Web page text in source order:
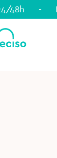
48h -